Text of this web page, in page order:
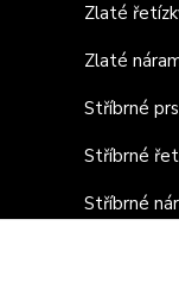
Zlaté
Zlaté
Stříbrné
Stříbrné
Stříbrné